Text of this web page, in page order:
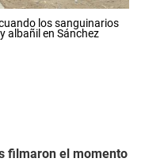
los sanguinarios
albañil en Sánchez
filmaron el momento